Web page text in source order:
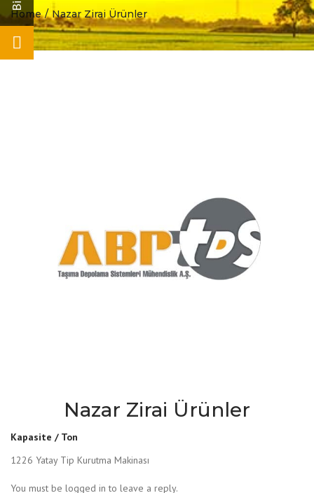
Home Nazar Zirai Ürünler
Nazar Zirai Ürünler
Kapasite / Ton
1226 Yatay Tip Kurutma Makinası
You must be logged in to leave a reply.